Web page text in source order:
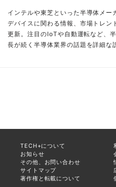
インテルや東芝といった半導体メ
デバイスに関わる情報、市場トレン
更新。注目のIoTや自動運転など、
長が続く半導体業界の話題を詳細な
TECH+について
お知らせ
その他、お問い合わせ
サイトマップ
著作権と転載について